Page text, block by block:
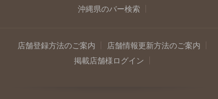
沖縄県のバー検索
店舗登録方法のご案内
店舗情報更新方法のご案内
掲載店舗様ログイン